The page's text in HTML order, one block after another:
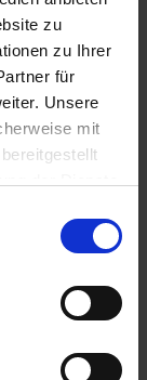
zu
zu Ihrer
für
Unsere
mit